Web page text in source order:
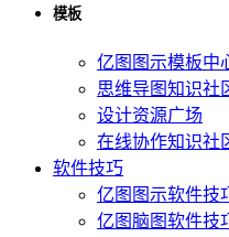
模板
亿图图示模板中
思维导图知识社
设计资源广场
在线协作知识社
软件技巧
亿图图示软件技
亿图脑图软件技